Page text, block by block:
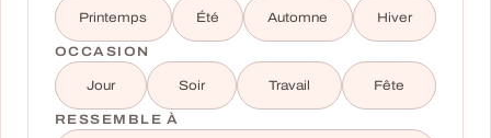
Printemps Été Automne Hiver
OCCASION
Jour Soir Travail Fête
RESSEMBLE À